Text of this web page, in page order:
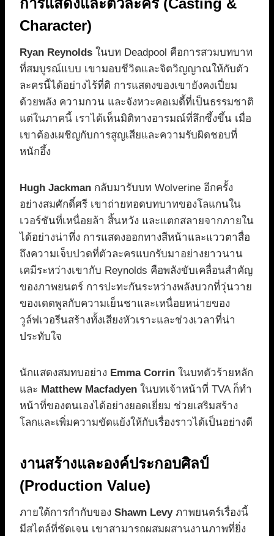
การแสดงและตัวละคร (Casting &
Character)
Ryan Reynolds ในบท Deadpool คือการสวมบทบาท
ที่สมบูรณ์แบบ เขามอบชีวิตและจิตวิญญาณให้กับตัว
ละครนี้ได้อย่างไร้ที่ติ การแสดงของเขายังคงเปี่ยม
ด้วยพลัง ความกวน และจังหวะคอเมดี้ที่เป็นธรรมชาติ
แต่ในภาคนี้ เราได้เห็นมิติทางอารมณ์ที่ลึกซึ้งขึ้น เมื่อ
เขาต้องเผชิญกับการสูญเสียและความรับผิดชอบที่
หนักอึ้ง
Hugh Jackman กลับมารับบท Wolverine อีกครั้ง
อย่างสมศักดิ์ศรี เขาถ่ายทอดบทบาทของโลแกนใน
เวอร์ชันที่เหนื่อยล้า สิ้นหวัง และแตกสลายจากภายใน
ได้อย่างน่าทึ่ง การแสดงออกทางสีหน้าและแววตาสื่อ
ถึงความเจ็บปวดที่ตัวละครแบกรับมาอย่างยาวนาน
เคมีระหว่างเขากับ Reynolds คือพลังขับเคลื่อนสำคัญ
ของภาพยนตร์ การปะทะกันระหว่างพลังบวกที่วุ่นวาย
ของเดดพูลกับความเย็นชาและเหนื่อยหน่ายของ
วูล์ฟเวอรีนสร้างทั้งเสียงหัวเราะและช่วงเวลาที่น่า
ประทับใจ
นักแสดงสมทบอย่าง Emma Corrin ในบทตัวร้ายหลัก
และ Matthew Macfadyen ในบทเจ้าหน้าที่ TVA ก็ทำ
หน้าที่ของตนเองได้อย่างยอดเยี่ยม ช่วยเสริมสร้าง
โลกและเพิ่มความขัดแย้งให้กับเรื่องราวได้เป็นอย่างดี
งานสร้างและองค์ประกอบศิลป์
(Production Value)
ภายใต้การกำกับของ Shawn Levyภาพยนตร์เรื่องนี้
มีสไตล์ที่ชัดเจน เขาสามารถผสมผสานงานภาพที่ยิ่ง